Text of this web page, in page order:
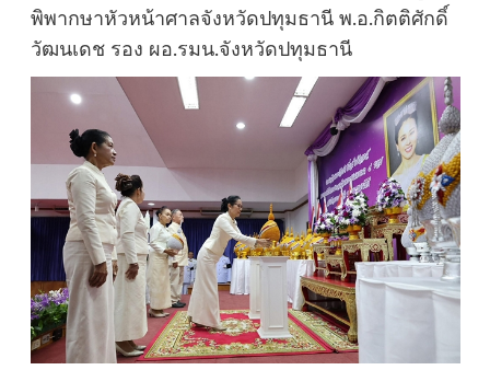
พิพากษาหัวหน้าศาลจังหวัดปทุมธานี พ.อ.กิตติศักดิ์
วัฒนเดช รอง ผอ.รมน.จังหวัดปทุมธานี